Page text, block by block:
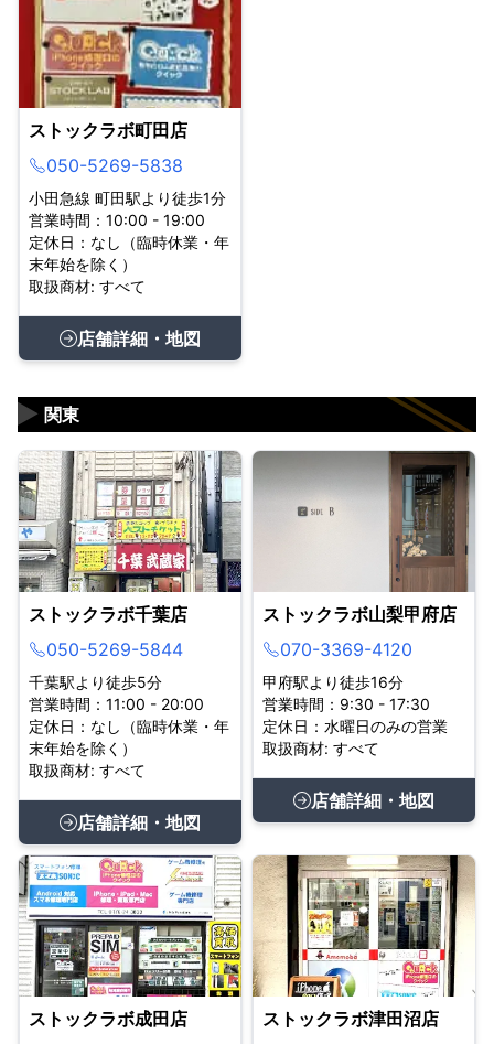
ストックラボ町田店
050-5269-5838
小田急線 町田駅より徒歩1分
営業時間：10:00 - 19:00
定休日：なし（臨時休業・年
末年始を除く）
取扱商材: すべて
店舗詳細・地図
関東
▶
ストックラボ千葉店
050-5269-5844
千葉駅より徒歩5分
営業時間：11:00 - 20:00
定休日：なし（臨時休業・年
末年始を除く）
取扱商材: すべて
店舗詳細・地図
ストックラボ山梨甲府店
070-3369-4120
甲府駅より徒歩16分
営業時間：9:30 - 17:30
定休日：水曜日のみの営業
取扱商材: すべて
店舗詳細・地図
ストックラボ成田店
ストックラボ津田沼店